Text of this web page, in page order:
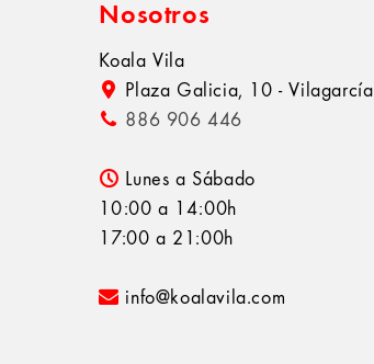
Nosotros
Koala Vila
Plaza Galicia, 10 - Vilagarcía
886 906 446
Lunes a Sábado
10:00 a 14:00h
17:00 a 21:00h
info@koalavila.com